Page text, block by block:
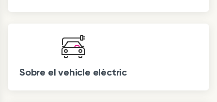
Sobre el vehicle elèctric